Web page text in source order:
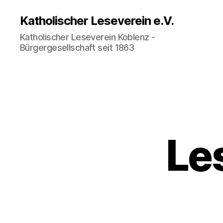
Katholischer Leseverein e.V.
Katholischer Leseverein Koblenz -
Bürgergesellschaft seit 1863